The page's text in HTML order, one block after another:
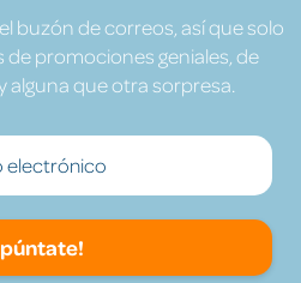
buzón de correos, así que solo
de promociones geniales, de
que otra sorpresa.